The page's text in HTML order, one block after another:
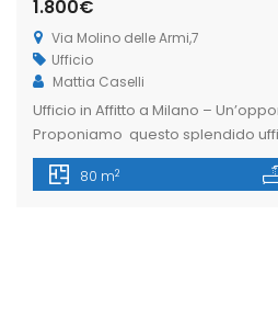
1.800€
Via Molino delle Armi,7
Ufficio
Mattia Caselli
Ufficio in Affitto a Milano –
Proponiamo questo splendido
situato al terzo piano di un
Milano. L’immobile, costruito nel
80 m2